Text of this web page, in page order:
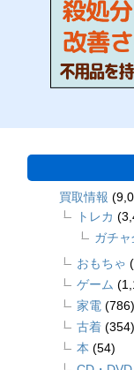
買取情報
トレカ
ガチ
おもちゃ
ゲーム
家電 (786)
古着 (354)
本 (54)